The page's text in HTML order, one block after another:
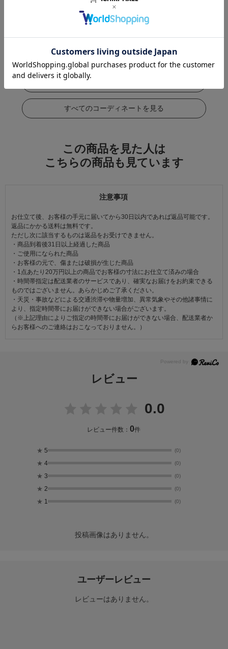
この商品をコーデする
すべてのコーディネートを見る
この商品を見た人は
こちらの商品も見ています
注意事項
お仕立て後、お客様の手元に届いてから30日以内であれば返品可能です。
返品にかかる送料は無料です。
ただし次に該当するものは返品をお受けできません。
・商品到着後31日以上経過した商品
・ご使用になられた商品
・お客様の元で、傷または破損が生じた商品
・1点あたり20万円以上の商品でお客様の寸法にお仕立て済みの場合
・時間帯指定は配送業者のサービスであり、確実なお届けをお約束できる
ものではございません。あらかじめご了承ください。
・天災・事故などによる交通渋滞や物量増加、異常気象やその他諸事情に
より、指定時間帯にお届けができない場合がございます。
（※上記理由によりご指定の時間帯にお届けができない場合、配送業者か
らお客様へのご連絡はおこなっておりません。）
レビュー
0.0
レビュー件数：0件
★ 5 (0)
★ 4 (0)
★ 3 (0)
★ 2 (0)
★ 1 (0)
投稿画像はありません。
ユーザーレビュー
レビューはありません。